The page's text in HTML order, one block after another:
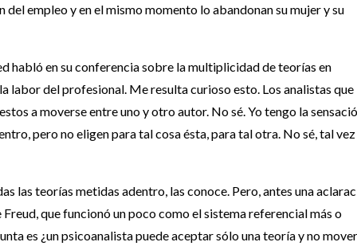
empleo y en el mismo momento lo abandonan su mujer y su
habló en su conferencia sobre la multiplicidad de teorías en
labor del profesional. Me resulta curioso esto. Los analistas que
a moverse entre uno y otro autor. No sé. Yo tengo la
pero no eligen para tal cosa ésta, para tal otra. No sé, tal vez
las teorías metidas adentro, las conoce. Pero, antes una
que funcionó un poco como el sistema referencial más o
es ¿un psicoanalista puede aceptar sólo una teoría y no